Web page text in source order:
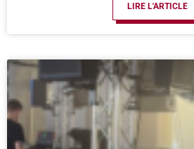
LIRE L'ARTICLE